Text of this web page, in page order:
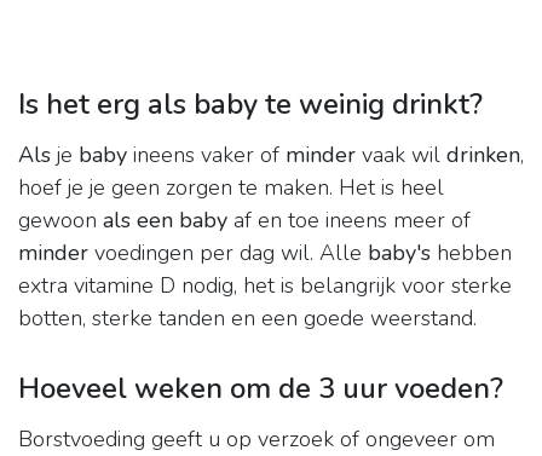
Is het erg als baby te weinig drinkt?
Als je baby ineens vaker of minder vaak wil drinken,
hoef je je geen zorgen te maken. Het is heel
gewoon als een baby af en toe ineens meer of
minder voedingen per dag wil. Alle baby's hebben
extra vitamine D nodig, het is belangrijk voor sterke
botten, sterke tanden en een goede weerstand.
Hoeveel weken om de 3 uur voeden?
Borstvoeding geeft u op verzoek of ongeveer om